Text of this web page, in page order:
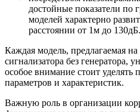
достойные показатели по
моделей характерно
расстоянии от 1м до 130дБ.
Каждая модель, предлагаемая
сигнализатора без генератора,
особое внимание стоит уделять
параметров и характеристик.
Важную роль в организации